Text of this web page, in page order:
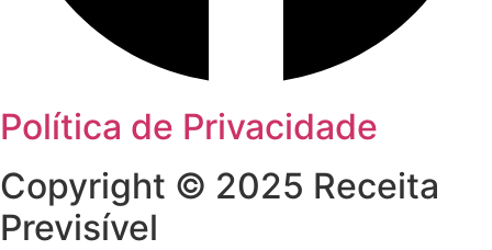
Política de Privacidade
Copyright © 2025 Receita
Previsível